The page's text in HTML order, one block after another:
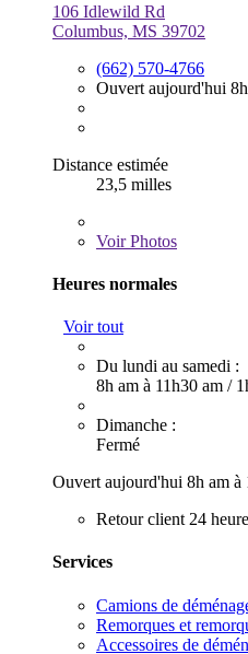
106 Idlewild Rd
Columbus, MS 39702
(662) 570-4766
Ouvert aujourd'hui
Distance estimée
23,5 milles
VoirPhotos
Heures normales
Voir tout
Du lundi au samedi :
8h am à 11h30 am /
Dimanche :
Fermé
Ouvert aujourd'hui 8h am à
Retour client 24
Services
Camions de
Remorques et
Accessoires de